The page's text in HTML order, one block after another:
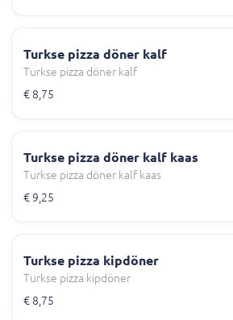
Turkse pizza döner kalf
Turkse pizza döner kalf
€ 8,75
Turkse pizza döner kalf kaas
Turkse pizza döner kalf kaas
€ 9,25
Turkse pizza kipdöner
Turkse pizza kipdöner
€ 8,75